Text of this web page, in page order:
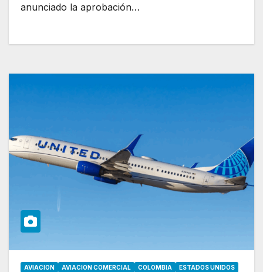
anunciado la aprobación…
AVIACION AVIACION COMERCIAL COLOMBIA ESTADOS UNIDOS